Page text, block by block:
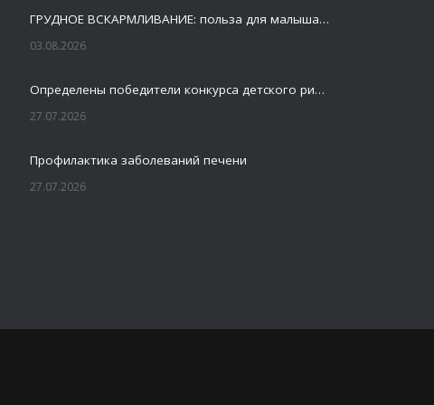
ГРУДНОЕ ВСКАРМЛИВАНИЕ: польза для малыша и мамы
03.08.2026
Определены победители конкурса детского рисунка «Я шагаю по Оренбуржью»
27.07.2026
Профилактика заболеваний печени
27.07.2026
20.07.2026